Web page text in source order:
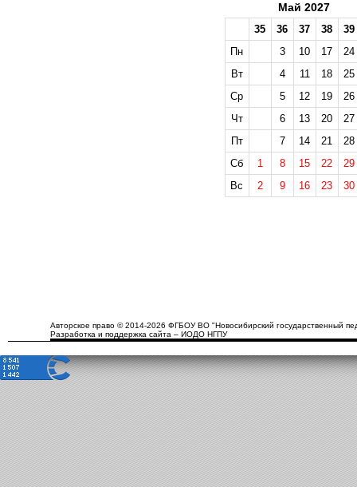
Май 2027
35 36 37 38
39
Пн
3 10 17
24
Вт
4 11 18
25
Ср
5 12 19
26
Чт
6 13 20
27
Пт
7 14 21
28
Сб
1 8 15 22
29
Вс
2 9 16 23 30
Авторское право © 2014-2026 ФГБОУ ВО "Новосибирский государственный
Разработка и поддержка сайта – ИОДО НГПУ